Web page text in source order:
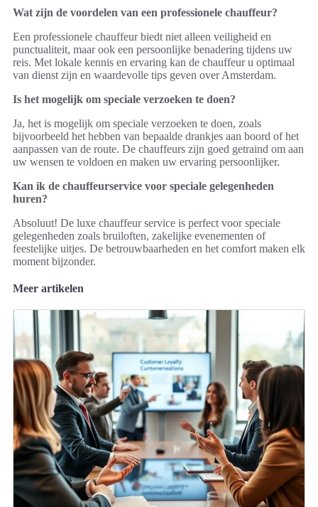
Wat zijn de voordelen van een professionele chauffeur?
Een professionele chauffeur biedt niet alleen veiligheid en
punctualiteit, maar ook een persoonlijke benadering tijdens uw
reis. Met lokale kennis en ervaring kan de chauffeur u optimaal
van dienst zijn en waardevolle tips geven over Amsterdam.
Is het mogelijk om speciale verzoeken te doen?
Ja, het is mogelijk om speciale verzoeken te doen, zoals
bijvoorbeeld het hebben van bepaalde drankjes aan boord of het
aanpassen van de route. De chauffeurs zijn goed getraind om aan
uw wensen te voldoen en maken uw ervaring persoonlijker.
Kan ik de chauffeurservice voor speciale gelegenheden
huren?
Absoluut! De luxe chauffeur service is perfect voor speciale
gelegenheden zoals bruiloften, zakelijke evenementen of
feestelijke uitjes. De betrouwbaarheden en het comfort maken elk
moment bijzonder.
Meer artikelen